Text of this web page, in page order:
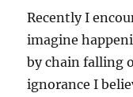
Recently I
imagine
by chain falling
ignorance I